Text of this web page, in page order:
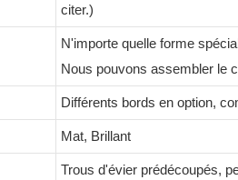
citer.)
N'importe quelle forme
Nous pouvons assembler le
Différents bords en option,
Mat, Brillant
Trous d'évier prédécoupés,